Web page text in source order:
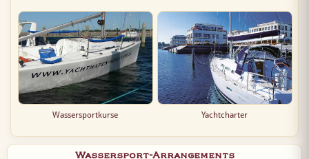
Wassersportkurse Yachtcharter
Wassersport-Arrangements